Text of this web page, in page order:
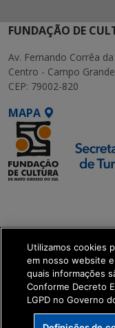
FUNDAÇÃO DE
Av. Fernando Corrêa
Centro - Campo
CEP: 79002-820
MAPA
Transformação
get_footer();
Utilizamos cookies
em nosso website
quais informações
Conforme Decreto
LGPD no Governo